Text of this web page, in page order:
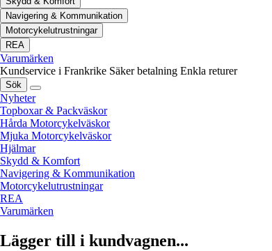
Navigering & Kommunikation
Motorcykelutrustningar
REA
Varumärken
Kundservice i Frankrike Säker betalning Enkla returer
Sök
Nyheter
Topboxar & Packväskor
Hårda Motorcykelväskor
Mjuka Motorcykelväskor
Hjälmar
Skydd & Komfort
Navigering & Kommunikation
Motorcykelutrustningar
REA
Varumärken
Lägger till i kundvagnen...